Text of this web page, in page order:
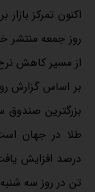
اکنون تمرکز
روز جمعه منتشر
از مسیر کاهش
بر اساس گزارش
بزرگترین صندوق
تن در روز سه